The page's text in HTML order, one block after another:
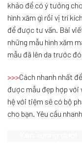
khảo để có ý tưởng
hình xăm gì rồi vị trí
để được tư vấn. Bài
những mẫu hình xăm
mẫu đã lên da trước
>>>Cách nhanh nhất
được mẫu đẹp hợp với
hệ với tiệm sẽ có bộ
cho bạn. Yêu cầu nhanh